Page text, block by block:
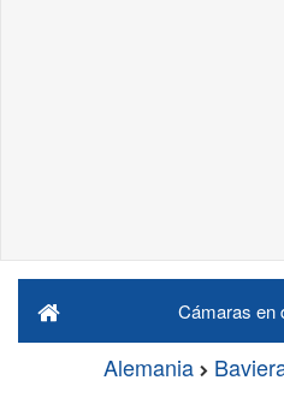
Cámaras en
Alemania